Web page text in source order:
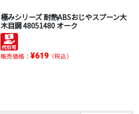
極みシリーズ 耐熱ABSおじやスプーン大
木目調 48051480 オーク
販売価格： ¥619（税込）